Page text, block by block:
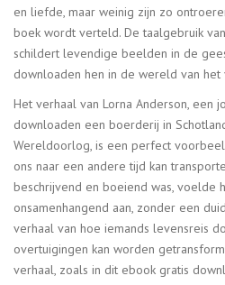
en liefde, maar weinig zijn zo
boek wordt verteld. De taalgebruik
schildert levendige beelden in de
downloaden hen in de wereld van het
Het verhaal van Lorna Anderson, een
downloaden een boerderij in
Wereldoorlog, is een perfect
ons naar een andere tijd kan
beschrijvend en boeiend was, voelde
onsamenhangend aan, zonder een
verhaal van hoe iemands levensreis
overtuigingen kan worden
verhaal, zoals in dit ebook gratis